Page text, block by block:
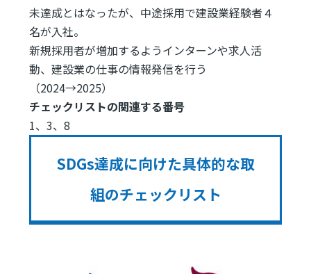
未達成とはなったが、中途採用で建設業経験者４
名が入社。
新規採用者が増加するようインターンや求人活
動、建設業の仕事の情報発信を行う
（2024→2025）
チェックリストの関連する番号
1、3、8
SDGs達成に向けた具体的な取
組のチェックリスト